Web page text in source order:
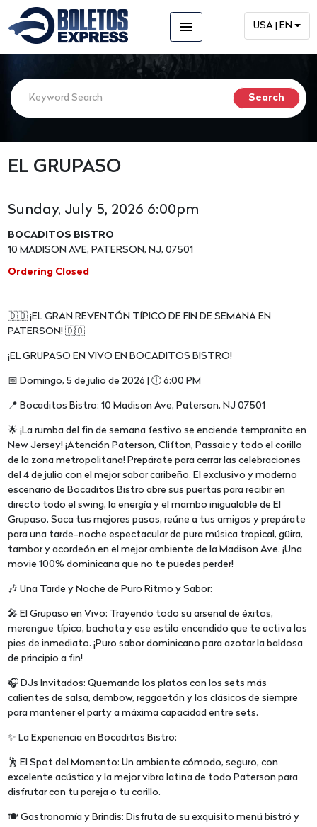
menu USA | EN
EL GRUPASO
Sunday, July 5, 2026 6:00pm
BOCADITOS BISTRO
10 MADISON AVE, PATERSON, NJ, 07501
Ordering Closed
🇩🇴 ¡EL GRAN REVENTÓN TÍPICO DE FIN DE SEMANA EN
PATERSON! 🇩🇴
¡EL GRUPASO EN VIVO EN BOCADITOS BISTRO!
📅 Domingo, 5 de julio de 2026 | 🕕 6:00 PM
📍 Bocaditos Bistro: 10 Madison Ave, Paterson, NJ 07501
🌟 ¡La rumba del fin de semana festivo se enciende tempranito en
New Jersey! ¡Atención Paterson, Clifton, Passaic y todo el corillo
de la zona metropolitana! Prepárate para cerrar las celebraciones
del 4 de julio con el mejor sabor caribeño. El exclusivo y moderno
escenario de Bocaditos Bistro abre sus puertas para recibir en
directo todo el swing, la energía y el mambo inigualable de El
Grupaso. Saca tus mejores pasos, reúne a tus amigos y prepárate
para una tarde-noche espectacular de pura música tropical, güira,
tambor y acordeón en el mejor ambiente de la Madison Ave. ¡Una
movie 100% dominicana que no te puedes perder!
🎶 Una Tarde y Noche de Puro Ritmo y Sabor:
🎤 El Grupaso en Vivo: Trayendo todo su arsenal de éxitos,
merengue típico, bachata y ese estilo encendido que te activa los
pies de inmediato. ¡Puro sabor dominicano para azotar la baldosa
de principio a fin!
🎧 DJs Invitados: Quemando los platos con los sets más
calientes de salsa, dembow, reggaetón y los clásicos de siempre
para mantener el party a máxima capacidad entre sets.
✨ La Experiencia en Bocaditos Bistro:
🕺 El Spot del Momento: Un ambiente cómodo, seguro, con
excelente acústica y la mejor vibra latina de todo Paterson para
disfrutar con tu pareja o tu corillo.
🍽️ Gastronomía y Brindis: Disfruta de su exquisito menú bistró y